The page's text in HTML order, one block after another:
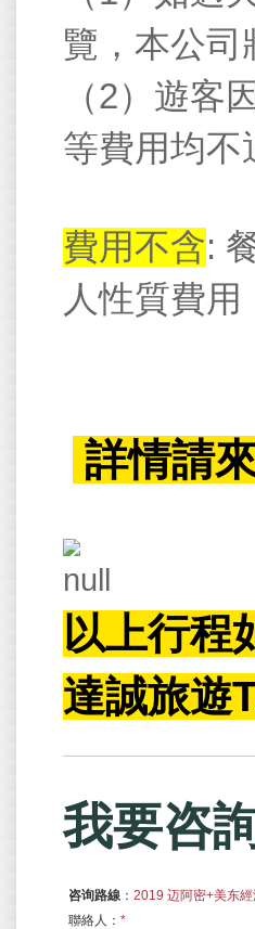
覽 ，本公
（2）遊客
等費用均不
費用不含:
人性質費
詳情請
以上行程
達誠旅遊
我要咨
咨询路線 ： 2019 迈阿密+美东經
聯絡人： *